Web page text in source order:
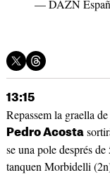
— DAZN
13:15
Repassem la graella
Pedro Acosta
se una pole després
tanquen Morbidelli